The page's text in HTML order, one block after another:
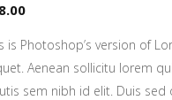
is Photoshop’s version of
Aenean sollicitu lorem
sem nibh id elit. Duis